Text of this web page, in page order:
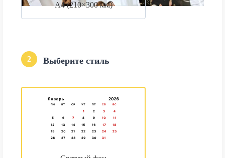
А4 (210×300 мм)
2 Выберите стиль